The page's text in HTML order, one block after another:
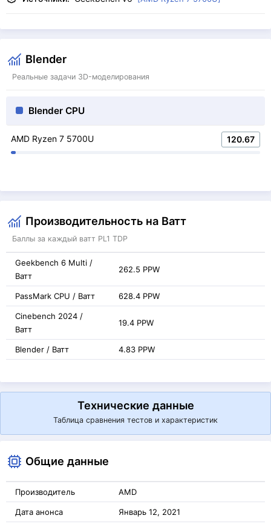
Blender
Реальные задачи 3D-моделирования
Blender CPU
AMD Ryzen 7 5700U 120.67
Производительность на Ватт
Баллы за каждый ватт PL1 TDP
Geekbench 6 Multi /
Ватт
262.5 PPW
PassMark CPU / Ватт 628.4 PPW
Cinebench 2024 /
Ватт
19.4 PPW
Blender / Ватт 4.83 PPW
Технические данные
Таблица сравнения тестов и характеристик
Общие данные
Производитель AMD
Дата анонса Январь 12, 2021